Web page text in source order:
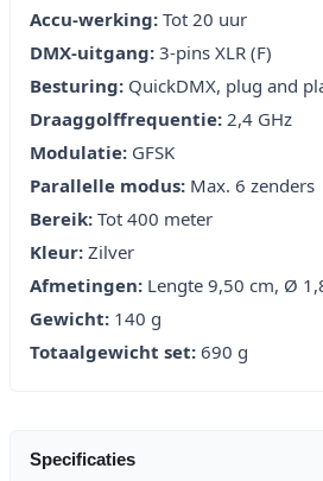
Accu-werking: Tot 20 uur
DMX-uitgang: 3-pins XLR (F)
Besturing: QuickDMX, plug and
Draaggolffrequentie: 2,4 GHz
Modulatie: GFSK
Parallelle modus: Max. 6 zenders
Bereik: Tot 400 meter
Kleur: Zilver
Afmetingen: Lengte 9,50 cm, Ø
Gewicht: 140 g
Totaalgewicht set: 690 g
Specificaties